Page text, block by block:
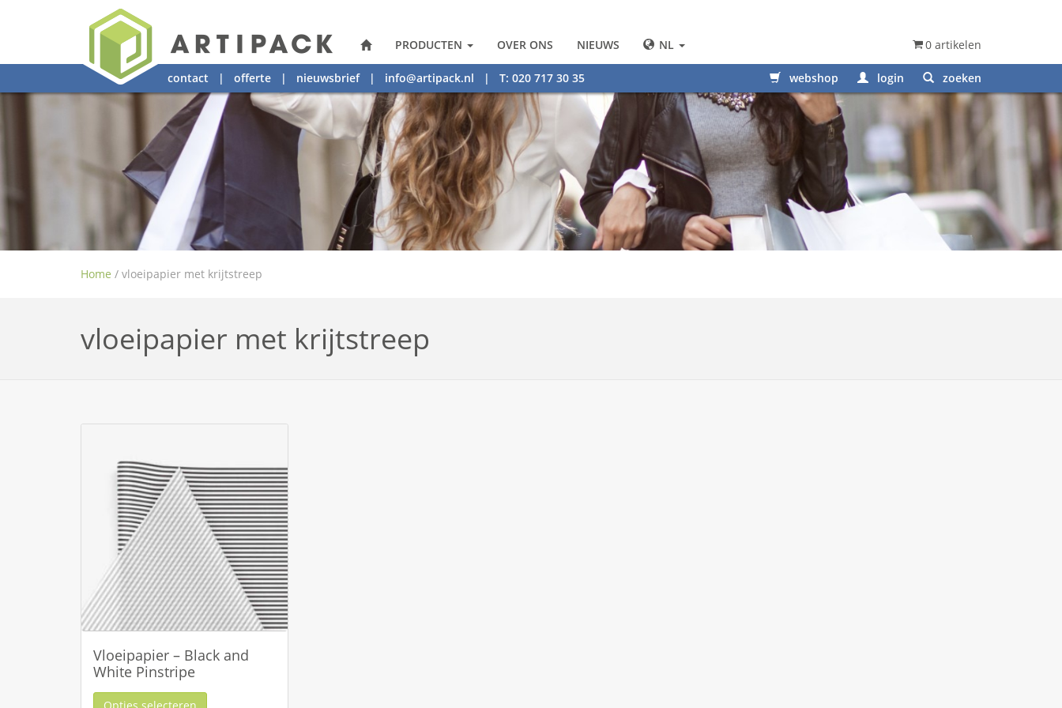
PRODUCTEN OVER ONS NIEUWS NL 0 artikelen
contact | offerte | nieuwsbrief| info@artipack.nl | T: 020 717 30 35 webshop login zoeken
Home / vloeipapier met krijtstreep
vloeipapier met krijtstreep
Vloeipapier – Black and
White Pinstripe
Opties selecteren